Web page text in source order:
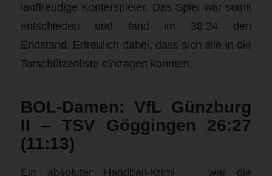
lauffreudige Konterspieler. Das Spiel war somit
entschieden und fand im 38:24 den
Endstand. Erfreulich dabei, dass sich alle in die
Torschützenliste eintragen konnten.
BOL-Damen: VfL Günzburg
II – TSV Göggingen 26:27
(11:13)
Ein absoluter Handball-Krimi war die